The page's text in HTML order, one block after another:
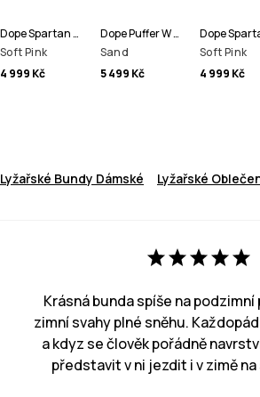
Dope Spartan W Bunda na Snowboard Dámské
Soft Pink
4 999 Kč
Dope Puffer W Bunda na Snowboard Dámské
Sand
5 499 Kč
Soft Pink
4 999 Kč
Lyžařské Bundy Dámské Lyžařské
Krásná bunda spíše na
zimní svahy plné sněhu.
a kdyz se člověk pořádně
představit v ni jezdit i v zimě